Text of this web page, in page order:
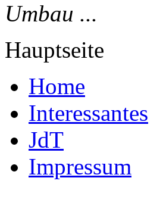
Umbau ...
Hauptseite
Home
Interessantes
JdT
Impressum